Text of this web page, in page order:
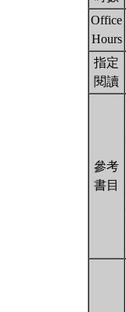
Office
Hours
指定
閱讀
參考
書目